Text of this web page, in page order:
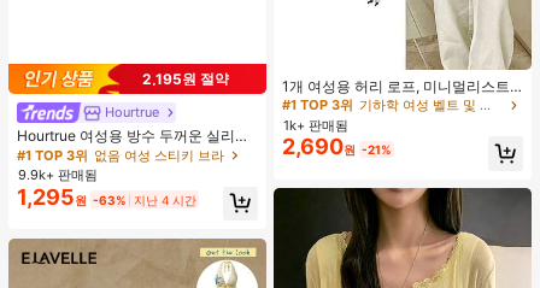
2,195원 절약
Hourtrue
Hourtrue 여성용 방수 두꺼운 실리콘
가슴 페탈, 작은 가슴 리프트업 & 푸시
인용, 웨딩 촬영 및 들러리용
#1 TOP 3위 없음 여성 스티키 브라
9.9k+ 판매됨
1,295원 -63% 지난 4 시간
1개 여성용 허리 로프, 미니멀리스트
보헤미안 패션 매듭 허리 벨트, 드레
스, 캐주얼 팬츠와 함께 일상 착용에
적합한 장식용 허리 액세서리
기하학 여성 벨트 및 벨트 액세서리
거의 매진!
#1 TOP 3위
기하학 여성 벨트 및 벨트 액세서리
거의 매진!
#1 TOP 3위
기하학 여성 벨트 및 벨트 액세서리
거의 매진!
#1 TOP 3위
1k+ 판매됨
2,690원 -21%